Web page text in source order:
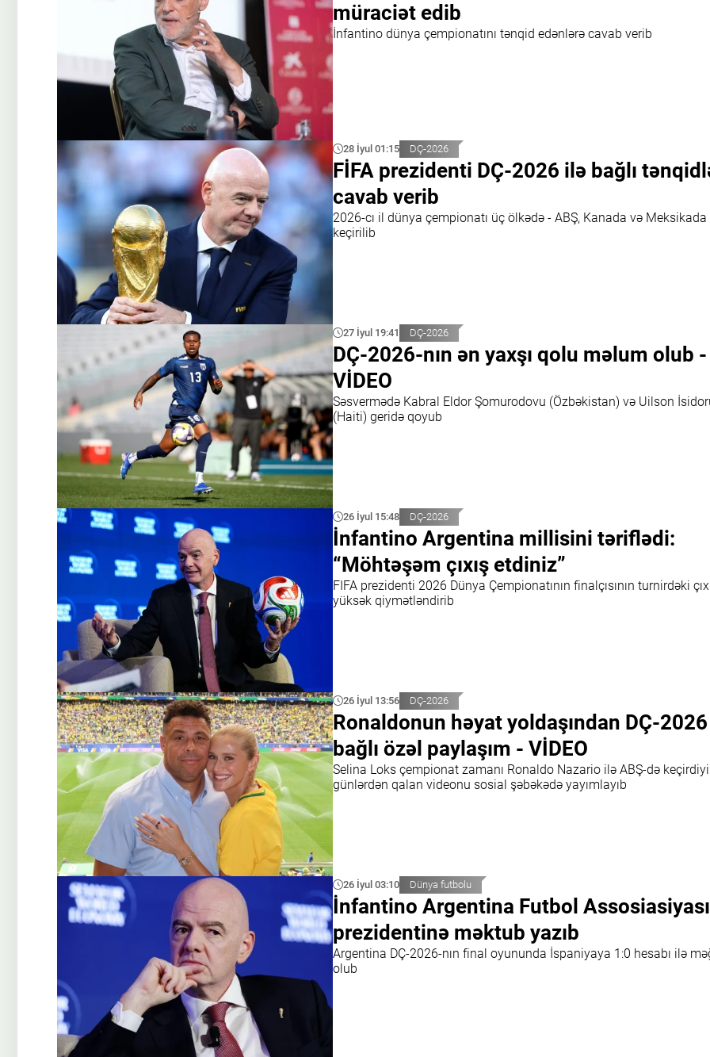
müraciət edib
İnfantino dünya çempionatını tənqid edənlərə cavab verib
28 İyul 01:15 DÇ-2026
FİFA prezidenti DÇ-2026 ilə bağlı
cavab verib
2026-cı il dünya çempionatı üç ölkədə - ABŞ, Kanada və Meksikada
keçirilib
27 İyul 19:41 DÇ-2026
DÇ-2026-nın ən yaxşı qolu məlum olub -
VİDEO
Səsvermədə Kabral Eldor Şomurodovu (Özbəkistan) və Uilson
(Haiti) geridə qoyub
26 İyul 15:48 DÇ-2026
İnfantino Argentina millisini təriflədi:
“Möhtəşəm çıxış etdiniz”
FIFA prezidenti 2026 Dünya Çempionatının finalçısının turnirdəki
yüksək qiymətləndirib
26 İyul 13:56 DÇ-2026
Ronaldonun həyat yoldaşından DÇ-
bağlı özəl paylaşım - VİDEO
Selina Loks çempionat zamanı Ronaldo Nazario ilə ABŞ-də keçirdiyi
günlərdən qalan videonu sosial şəbəkədə yayımlayıb
26 İyul 03:10 Dünya futbolu
İnfantino Argentina Futbol
prezidentinə məktub yazıb
Argentina DÇ-2026-nın final oyununda İspaniyaya 1:0 hesabı ilə
olub